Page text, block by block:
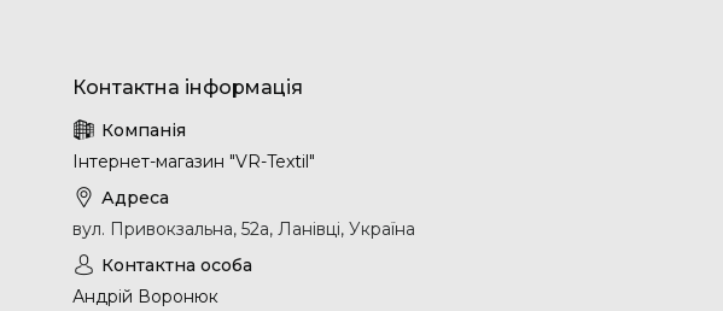
Інтернет-магазин "VR-Textil"
вул. Привокзальна, 52а, Ланівці, Україна
Андрій Воронюк